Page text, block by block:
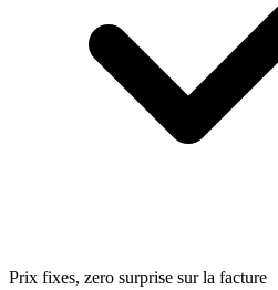
Prix fixes, zero surprise sur la facture